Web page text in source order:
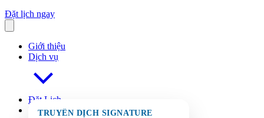
Đặt lịch ngay
Giới thiệu
Dịch vụ
TRUYỀN DỊCH SIGNATURE
Đặt Lịch
FAQs